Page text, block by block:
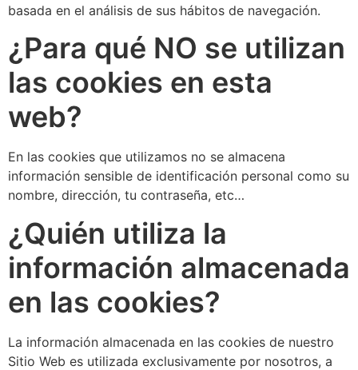
basada en el análisis de sus hábitos de navegación.
¿Para qué NO se utilizan
las cookies en esta
web?
En las cookies que utilizamos no se almacena
información sensible de identificación personal como su
nombre, dirección, tu contraseña, etc…
¿Quién utiliza la
información almacenada
en las cookies?
La información almacenada en las cookies de nuestro
Sitio Web es utilizada exclusivamente por nosotros, a